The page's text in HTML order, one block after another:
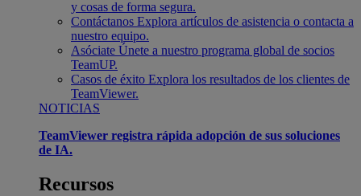
y cosas de forma segura.
Contáctanos Explora artículos de asistencia o contacta a
nuestro equipo.
Asóciate Únete a nuestro programa global de socios
TeamUP.
Casos de éxito Explora los resultados de los clientes de
TeamViewer.
NOTICIAS
TeamViewer registra rápida adopción de sus soluciones
de IA.
Recursos